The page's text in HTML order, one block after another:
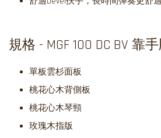
規格 - MGF 100 DC BV 靠
單板雲杉面板
桃花心木背側板
桃花心木琴頸
玫瑰木指版